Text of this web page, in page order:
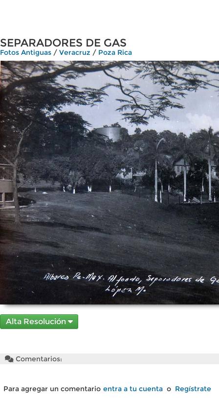
SEPARADORES DE GAS
Fotos Antiguas / Veracruz / Poza Rica
Alta Resolución
Comentarios:
Para agregar un comentario entra a tu cuenta o Regístrate